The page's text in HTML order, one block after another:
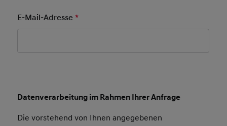
E-Mail-Adresse*
Datenverarbeitung im Rahmen Ihrer Anfrage
Die vorstehend von Ihnen angegebenen